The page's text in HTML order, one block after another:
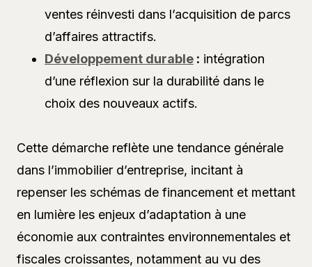
ventes réinvesti dans l’acquisition de parcs
d’affaires attractifs.
Développement durable : intégration
d’une réflexion sur la durabilité dans le
choix des nouveaux actifs.
Cette démarche reflète une tendance générale
dans l’immobilier d’entreprise, incitant à
repenser les schémas de financement et mettant
en lumière les enjeux d’adaptation à une
économie aux contraintes environnementales et
fiscales croissantes, notamment au vu des